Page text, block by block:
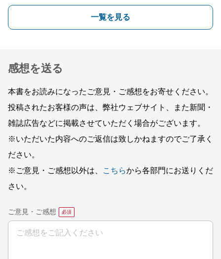
一覧を見る
感想を送る
本書をお読みになったご意見・ご感想をお寄せください。
投稿されたお客様の声は、弊社ウェブサイト、また新聞・
雑誌広告などに掲載させていただく場合がございます。
※いただいた内容へのご返信は致しかねますのでご了承く
ださい。
※ご意見・ご感想以外は、
こちらから各部門にお送りくだ
さい。
ご意見・ご感想